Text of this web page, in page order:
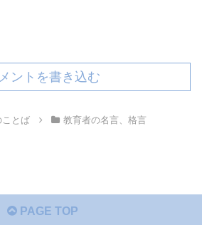
ントを書き込む
とば 教育者の名言、格言
PAGE TOP